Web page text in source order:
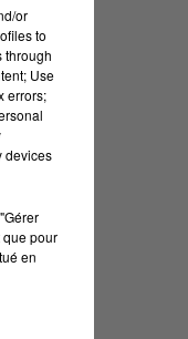
or
to
through
Use
errors;
devices
que pour
en